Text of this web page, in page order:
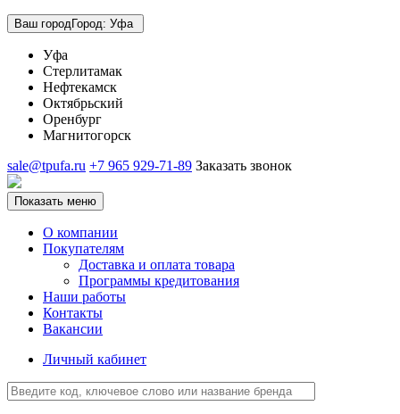
Ваш городГород: Уфа
Уфа
Стерлитамак
Нефтекамск
Октябрьский
Оренбург
Магнитогорск
sale@tpufa.ru +7 965 929-71-89 Заказать звонок
Показать меню
О компании
Покупателям
Доставка и оплата товара
Программы кредитования
Наши работы
Контакты
Вакансии
Личный кабинет